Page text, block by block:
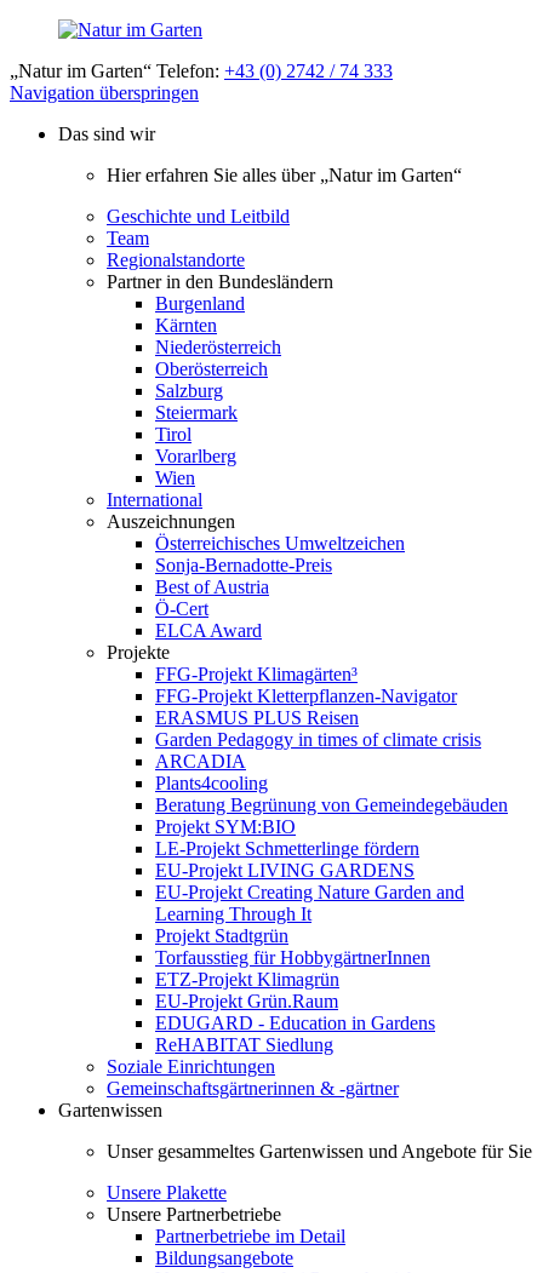
„Natur im Garten“ Telefon: +43 (0) 2742 / 74 333
Navigation überspringen
Das sind wir
Hier erfahren Sie alles über „Natur im Garten“
Geschichte und Leitbild
Team
Regionalstandorte
Partner in den Bundesländern
Burgenland
Kärnten
Niederösterreich
Oberösterreich
Salzburg
Steiermark
Tirol
Vorarlberg
Wien
International
Auszeichnungen
Österreichisches Umweltzeichen
Sonja-Bernadotte-Preis
Best of Austria
Ö-Cert
ELCA Award
Projekte
FFG-Projekt Klimagärten³
FFG-Projekt Kletterpflanzen-Navigator
ERASMUS PLUS Reisen
Garden Pedagogy in times of climate crisis
ARCADIA
Plants4cooling
Beratung Begrünung von Gemeindegebäuden
Projekt SYM:BIO
LE-Projekt Schmetterlinge fördern
EU-Projekt LIVING GARDENS
EU-Projekt Creating Nature Garden and
Learning Through It
Projekt Stadtgrün
Torfausstieg für HobbygärtnerInnen
ETZ-Projekt Klimagrün
EU-Projekt Grün.Raum
EDUGARD - Education in Gardens
ReHABITAT Siedlung
Soziale Einrichtungen
Gemeinschaftsgärtnerinnen & -gärtner
Gartenwissen
Unser gesammeltes Gartenwissen und Angebote für Sie
Unsere Plakette
Unsere Partnerbetriebe
Partnerbetriebe im Detail
Bildungsangebote